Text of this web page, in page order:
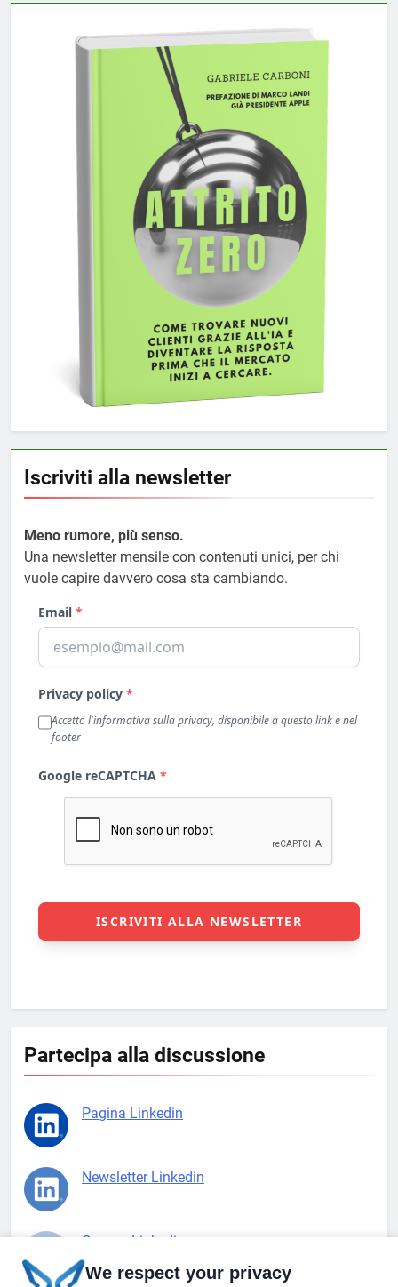
Iscriviti alla newsletter
Meno rumore, più senso.
Una newsletter mensile con contenuti unici, per chi
vuole capire davvero cosa sta cambiando.
Partecipa alla discussione
Pagina Linkedin
Newsletter Linkedin
Gruppo Linkedin
We respect your privacy